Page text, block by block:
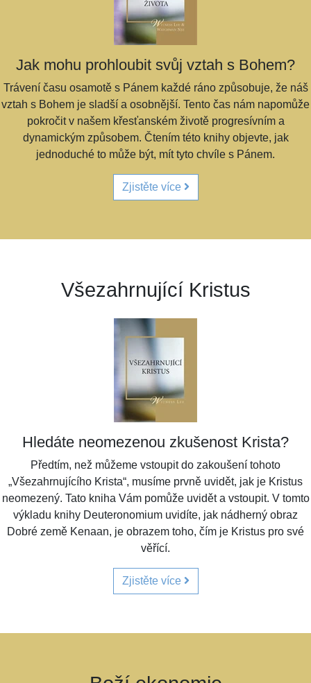
Jak mohu prohloubit svůj vztah s Bohem?
Trávení času osamotě s Pánem každé ráno způsobuje, že náš
vztah s Bohem je sladší a osobnější. Tento čas nám napomůže
pokročit v našem křesťanském životě progresívním a
dynamickým způsobem. Čtením této knihy objevte, jak
jednoduché to může být, mít tyto chvíle s Pánem.
Zjistěte více
Všezahrnující Kristus
Hledáte neomezenou zkušenost Krista?
Předtím, než můžeme vstoupit do zakoušení tohoto
„Všezahrnujícího Krista“, musíme prvně uvidět, jak je Kristus
neomezený. Tato kniha Vám pomůže uvidět a vstoupit. V tomto
výkladu knihy Deuteronomium uvidíte, jak nádherný obraz
Dobré země Kenaan, je obrazem toho, čím je Kristus pro své
věřící.
Zjistěte více